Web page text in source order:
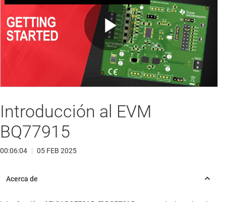
Play
Video
Introducción al EVM
BQ77915
00:06:04 | 05 FEB 2025